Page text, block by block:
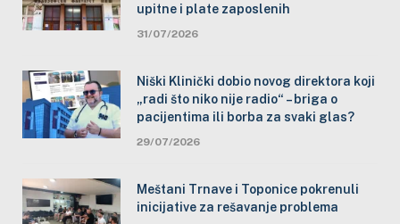
upitne i plate zaposlenih
31/07/2026
Niški Klinički dobio novog direktora koji
„radi što niko nije radio“ – briga o
pacijentima ili borba za svaki glas?
29/07/2026
Meštani Trnave i Toponice pokrenuli
inicijative za rešavanje problema